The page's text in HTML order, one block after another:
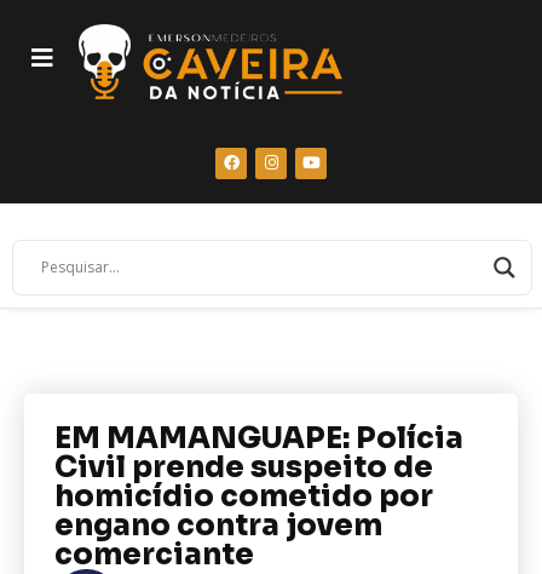
EM MAMANGUAPE: Polícia
Civil prende suspeito de
homicídio cometido por
engano contra jovem
comerciante